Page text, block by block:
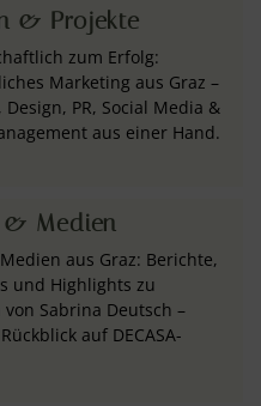
& Projekte
zum Erfolg:
Marketing aus Graz –
Design, PR, Social Media &
aus einer Hand.
& Medien
aus Graz: Berichte,
und Highlights zu
von Sabrina Deutsch –
auf DECASA-